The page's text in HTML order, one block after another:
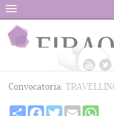
Menu
Convocatoria:
Share FacebookTwitter Email